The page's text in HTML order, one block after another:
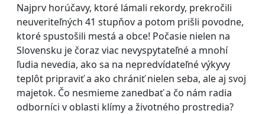
Najprv horúčavy, ktoré lámali rekordy, prekročili
neuveriteľných 41 stupňov a potom prišli povodne,
ktoré spustošili mestá a obce! Počasie nielen na
Slovensku je čoraz viac nevyspytateľné a mnohí
ľudia nevedia, ako sa na nepredvídateľné výkyvy
teplôt pripraviť a ako chrániť nielen seba, ale aj svoj
majetok. Čo nesmieme zanedbať a čo nám radia
odborníci v oblasti klímy a životného prostredia?